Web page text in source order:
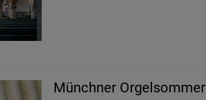
Münchner Orgelsommer